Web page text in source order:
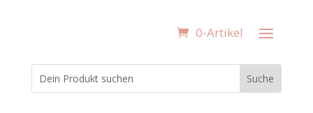
0-Artikel